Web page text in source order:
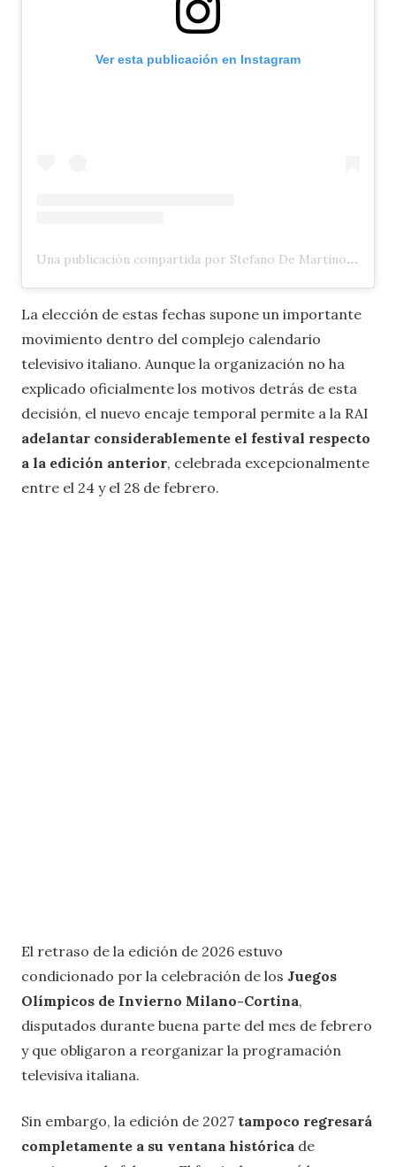
Ver esta publicación en Instagram
Una publicación compartida por Stefano De Martino (@stefanodemartino)
La elección de estas fechas supone un importante
movimiento dentro del complejo calendario
televisivo italiano. Aunque la organización no ha
explicado oficialmente los motivos detrás de esta
decisión, el nuevo encaje temporal permite a la RAI
adelantar considerablemente el festival respecto
a la edición anterior, celebrada excepcionalmente
entre el 24 y el 28 de febrero.
El retraso de la edición de 2026 estuvo
condicionado por la celebración de los Juegos
Olímpicos de Invierno Milano-Cortina,
disputados durante buena parte del mes de febrero
y que obligaron a reorganizar la programación
televisiva italiana.
Sin embargo, la edición de 2027 tampoco regresará
completamente a su ventana histórica de